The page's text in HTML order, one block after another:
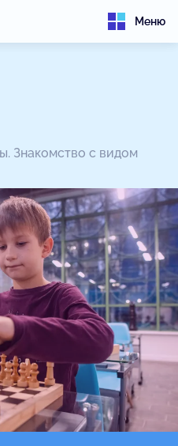
Меню
Знакомство с видом